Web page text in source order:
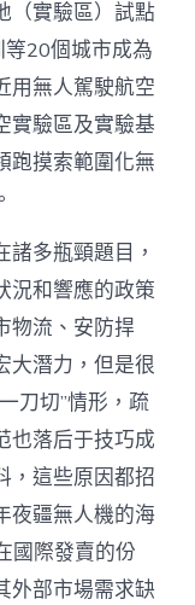
（實驗區）試點
20個城市成為
用無人駕駛航空
實驗區及實驗基
跑摸索範圍化無
多瓶頸題目，
況和響應的政策
物流、安防捍
大潛力，但是很
刀切”情形，疏
也落后于技巧成
，這些原因都招
夜疆無人機的海
國際發賣的份
外部市場需求缺